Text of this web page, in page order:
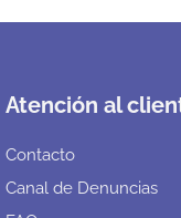
Atención al
Contacto
Canal de Denuncias